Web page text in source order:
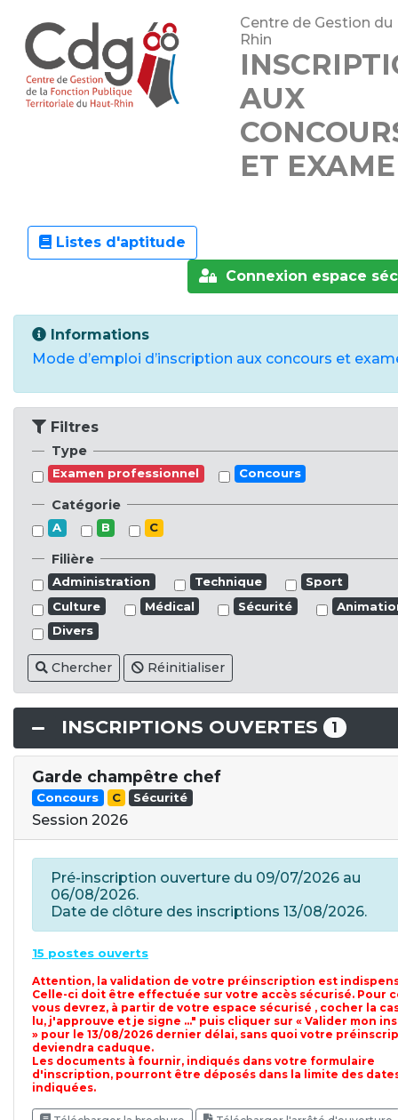
Centre de Gestion du
Rhin
AUX
ET
Listes d'aptitude
Connexion espace
Informations
Mode d’emploi d’inscription aux concours et
Filtres
Type
Examen professionnel Concours
Catégorie
A B C
Filière
Administration Technique
Sport
Culture
Médical Sécurité
Divers
Chercher Réinitialiser
INSCRIPTIONS OUVERTES 1
Garde champêtre chef
Concours C Sécurité
Session 2026
Pré-inscription ouverture du 09/07/2026 au
06/08/2026.
Date de clôture des inscriptions 13/08/2026.
15 postes ouverts
Attention, la validation de votre préinscription est
Celle-ci doit être effectuée sur votre accès sécurisé. Pour
vous devrez, à partir de votre espace sécurisé , cocher la
lu, j'approuve et je signe ..." puis cliquer sur « Valider mon
» pour le 13/08/2026 dernier délai, sans quoi votre
deviendra caduque.
Les documents à fournir, indiqués dans votre formulaire
d'inscription, pourront être déposés dans la limite des
indiquées.